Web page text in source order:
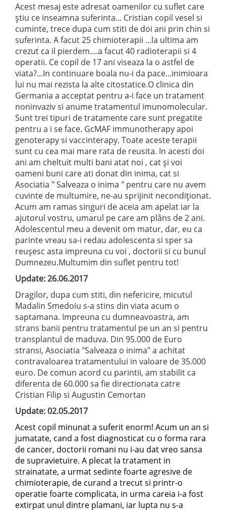
Acest mesaj este adresat oamenilor cu suflet care
știu ce inseamna suferinta... Cristian copil vesel si
cuminte, trece dupa cum stiti de doi ani prin chin si
suferinta. A facut 25 chimioterapii ...la ultima am
crezut ca il pierdem....a facut 40 radioterapii si 4
operatii. Ce copil de 17 ani viseaza la o astfel de
viata?...In continuare boala nu-i da pace...inimioara
lui nu mai rezista la alte citostatice.O clinica din
Germania a acceptat pentru a-i face un tratament
noninvaziv si anume tratamentul imunomolecular.
Sunt trei tipuri de tratamente care sunt pregatite
pentru a i se face. GcMAF immunotherapy apoi
genoterapy si vaccinterapy. Toate aceste terapii
sunt cu cea mai mare rata de reusita. In acesti doi
ani am cheltuit multi bani atat noi , cat și voi
oameni buni care ati donat din inima, cat si
Asociatia " Salveaza o inima " pentru care nu avem
cuvinte de multumire, ne-au sprijinit necondiționat.
Acum am ramas singuri de aceia am apelat iar la
ajutorul vostru, umarul pe care am plâns de 2 ani.
Adolescentul meu a devenit om matur, dar, eu ca
parinte vreau sa-i redau adolescenta si sper sa
reușesc asta impreuna cu voi , doctorii si cu bunul
Dumnezeu.Multumim din suflet pentru tot!
Update: 26.06.2017
Dragilor, dupa cum stiti, din nefericire, micutul
Madalin Smedoiu s-a stins din viata acum o
saptamana. Impreuna cu dumneavoastra, am
strans banii pentru tratamentul pe un an si pentru
transplantul de maduva. Din 95.000 de Euro
stransi, Asociatia "Salveaza o inima" a achitat
contravaloarea tratamentului in valoare de 35.000
euro. De comun acord cu parintii, am stabilit ca
diferenta de 60.000 sa fie directionata catre
Cristian Filip si Augustin Cemortan
Update: 02.05.2017
Acest copil minunat a suferit enorm! Acum un an si
jumatate, cand a fost diagnosticat cu o forma rara
de cancer, doctorii romani nu i-au dat vreo sansa
de supravietuire. A plecat la tratament in
strainatate, a urmat sedinte foarte agresive de
chimioterapie, de curand a trecut si printr-o
operatie foarte complicata, in urma careia i-a fost
extirpat unul dintre plamani, iar lupta nu s-a